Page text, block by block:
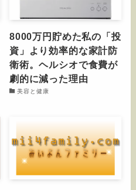
8000万円貯めた私の「投
資」より効率的な家計防
衛術。ヘルシオで食費が
劇的に減った理由
美容と健康